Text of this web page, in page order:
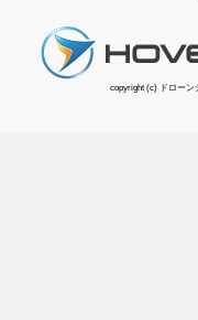
copyright (c) ドローン